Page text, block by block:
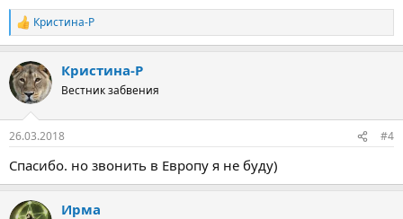
Р
е
к
ц
и
Кристина-Р
Кристина-Р
Вестник забвения
26.03.2018 #4
Спасибо. но звонить в Европу я не буду)
Ирма